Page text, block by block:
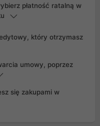
płatność ratalną w
który otrzymasz
umowy, poprzez
się zakupami w